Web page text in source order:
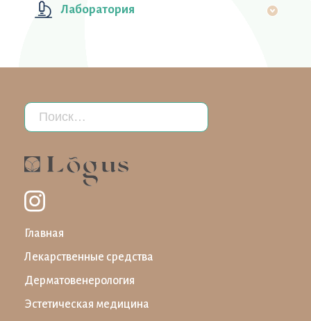
Лаборатория
Главная
Лекарственные средства
Дерматовенерология
Эстетическая медицина